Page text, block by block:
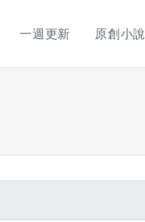
一週更新 原創小說